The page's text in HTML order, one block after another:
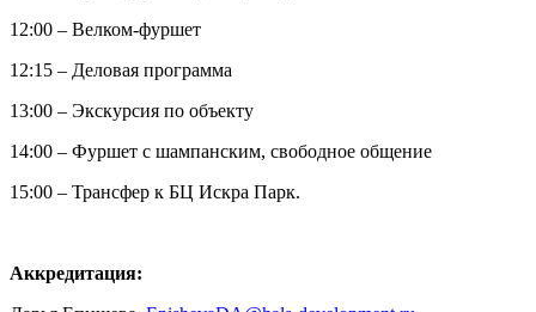
12:00 – Велком-фуршет
12:15 – Деловая программа
13:00 – Экскурсия по объекту
14:00 – Фуршет с шампанским, свободное общение
15:00 – Трансфер к БЦ Искра Парк.
Аккредитация: